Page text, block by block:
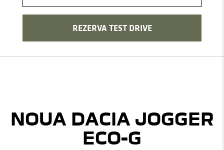
REZERVA TEST DRIVE
NOUA DACIA JOGGER
ECO-G